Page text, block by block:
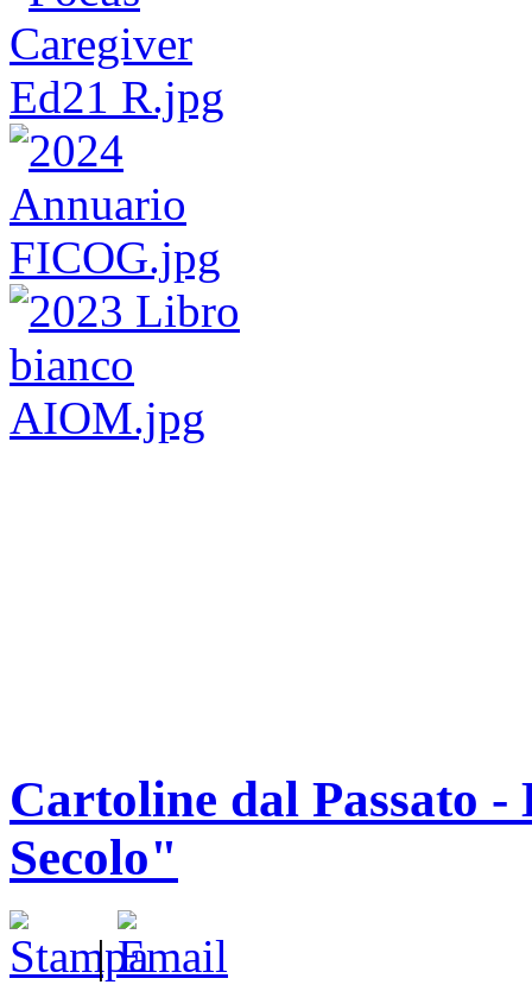
Cartoline dal Passato
Secolo"
|